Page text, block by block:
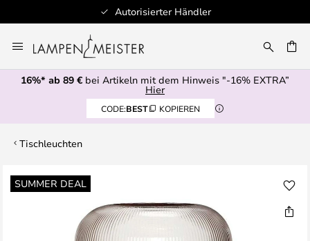
Autorisierter Händler
Inhalt
springen
16%* ab 89 € bei Artikeln mit dem Hinweis "-16% EXTRA”
Hier
CODE:BEST KOPIEREN
Tischleuchten
SUMMER DEAL
Zum
Ende